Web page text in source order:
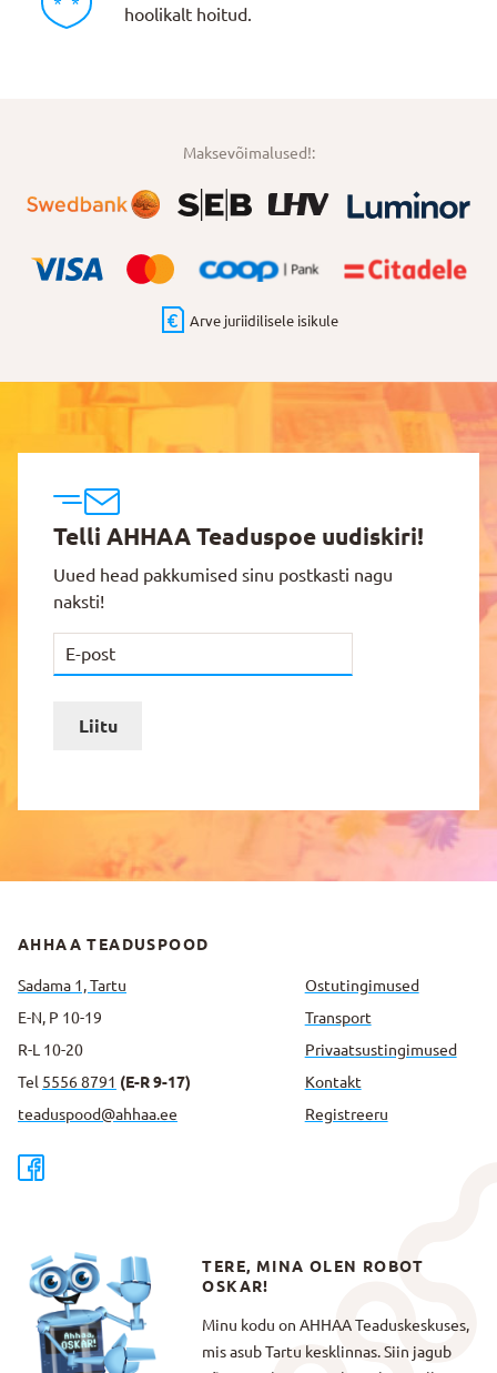
hoolikalt hoitud.
Maksevõimalused!:
Arve juriidilisele isikule
Telli AHHAA Teaduspoe uudiskiri!
Uued head pakkumised sinu postkasti nagu
naksti!
Liitu
AHHAA TEADUSPOOD
Sadama 1, Tartu
E-N, P 10-19
R-L 10-20
Tel 5556 8791 (E-R 9-17)
teaduspood@ahhaa.ee
Ostutingimused
Transport
Privaatsus­tingimused
Kontakt
Registreeru
TERE, MINA OLEN ROBOT
OSKAR!
Minu kodu on AHHAA Teaduskeskuses,
mis asub Tartu kesklinnas. Siin jagub